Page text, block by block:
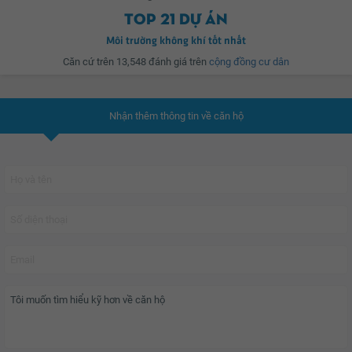
Quy mô và tiện ích?
Vinhomes trước đây của Vingroup, dự ánVinhomes Ocean Park
cho cư dân tương lai các căn hộ có từ 1 - 3 phòng ngủ, diện tích linh hoạt từ
Với mật độ xây dựng chỉ chiếm 19% cho xây dựng, đã tạo nên khoảng không
hiện đại, ở bất cứ lĩnh vực nào Vingroup cũng chứng tỏ vai trò tiên phong,
dẫn dắt sự thay đổi xu hướng tiêu dùng. Vingroup đã làm nên những điều kỳ
diệu để tôn vinh thương hiệu Việt và tự hào là một trong những tập đoàn kinh
tế tư nhân hàng đầu Việt Nam.
Top 21 dự án
Môi trường không khí tốt nhất
Căn cứ trên 13,548 đánh giá trên cộng đồng cư dân
Nhận thêm thông tin về căn hộ